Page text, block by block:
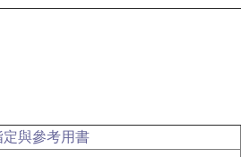
定與參考用書